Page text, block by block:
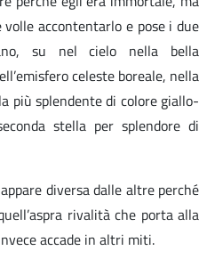
accontentarlo e pose i due
su nel cielo nella bella
celeste boreale, nella
più splendente di colore giallo-
stella per splendore di
diversa dalle altre perché
rivalità che porta alla
accade in altri miti.